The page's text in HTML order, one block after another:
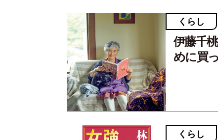
くらし
伊藤千
めに買
くらし